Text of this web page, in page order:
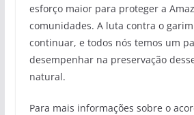
esforço maior para proteger a
comunidades. A luta contra o
continuar, e todos nós temos um
desempenhar na preservação
natural.
Para mais informações sobre o